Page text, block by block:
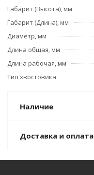
Габарит (Высота), мм
Габарит (Длина), мм
Диаметр, мм
Длина общая, мм
Длина рабочая, мм
Тип хвостовика
Наличие
Доставка и оплата